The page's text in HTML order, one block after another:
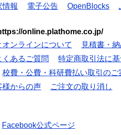
情報 電子公告 OpenBlocks
online.plathome.co.jp/
オンラインについて
見積書・
くあるご質問
特定商取引法に
校費・公費・科研費払い取引のご
様からの声 ご注文の取り消し
Facebook公式ページ